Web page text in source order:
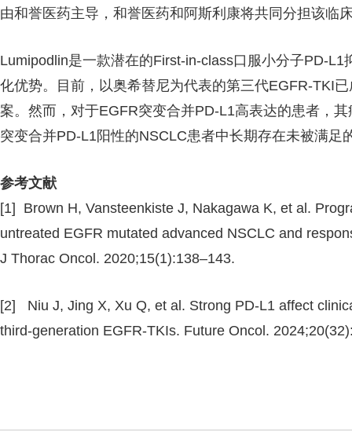
由和誉医药主导，和誉医药和阿斯利康将共同分担该临
Lumipodlin是一款潜在的First-in-class口服小分子PD-
化优势。目前，以奥希替尼为代表的第三代EGFR-TKI
案。然而，对于EGFR突变合并PD-L1高表达的患者，
突变合并PD-L1阳性的NSCLC患者中长期存在未被满足
参考文献
[1] Brown H, Vansteenkiste J, Nakagawa K, et al.
untreated EGFR mutated advanced NSCLC and
J Thorac Oncol. 2020;15(1):138–143.
[2] Niu J, Jing X, Xu Q, et al. Strong PD-L1 affect
third-generation EGFR-TKIs. Future Oncol.